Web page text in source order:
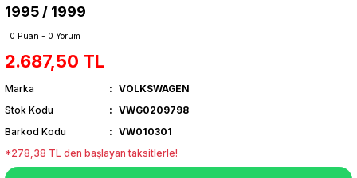
1995 / 1999
0 Puan - 0 Yorum
2.687,50 TL
Marka
VOLKSWAGEN
Stok Kodu
VWG0209798
Barkod Kodu
VW010301
*278,38 TL den başlayan taksitlerle!